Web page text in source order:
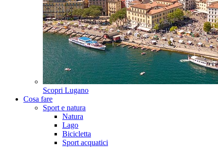
Scopri Lugano
Cosa fare
Sport e natura
Natura
Lago
Bicicletta
Sport acquatici